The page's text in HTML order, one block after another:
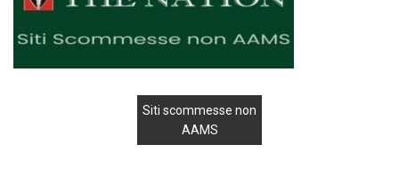
Siti scommesse non
AAMS